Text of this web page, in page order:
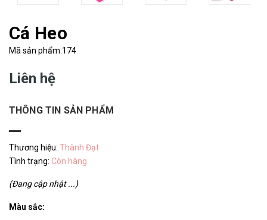
Cá Heo
Mã sản phẩm:174
Liên hệ
THÔNG TIN SẢN PHẨM
Thương hiệu: Thành Đạt
Tình trạng: Còn hàng
(Đang cập nhật ...)
Màu sắc: